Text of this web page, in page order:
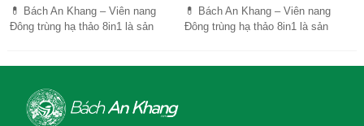
THẢO BÁCH AN KHANG
💊 Bách An Khang – Viên nang
Đông trùng hạ thảo 8in1 là sản
tiêu hóa, ngủ ngon, giảm mệt mỏi.
Sản phẩm được sản xuất tại nhà
máy đạt chuẩn GMP, sử dụng công
8IN1: GIẢI PHÁP SỨC KHỎE
TOÀN DIỆN
💊 Bách An Khang – Viên nang
Đông trùng hạ thảo 8in1 là sản